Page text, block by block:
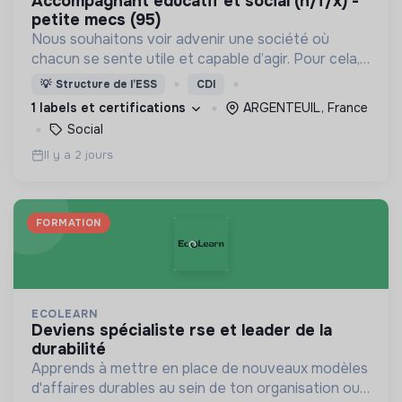
petite mecs (95)
Nous souhaitons voir advenir une société où
chacun se sente utile et capable d’agir. Pour cela,
nous proposons des moyens et des lieux
d’engagement innovants et adaptés à tous.
💡 Structure de l’ESS CDI
1 labels et certifications
ARGENTEUIL, France
Social
Il y a 2 jours
FORMATION
ECOLEARN
deviens spécialiste rse et leader de la
durabilité
Apprends à mettre en place de nouveaux modèles
d'affaires durables au sein de ton organisation ou